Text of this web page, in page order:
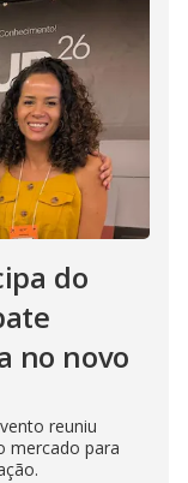
do
no novo
reuniu
mercado para